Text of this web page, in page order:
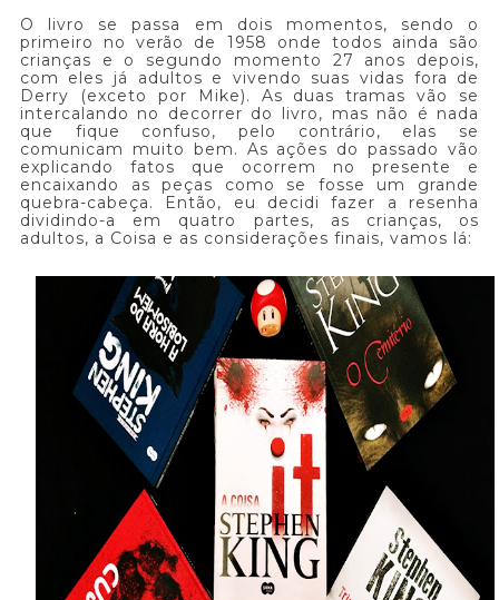
O livro se passa em dois momentos, sendo o
primeiro no verão de 1958 onde todos ainda são
crianças e o segundo momento 27 anos depois,
com eles já adultos e vivendo suas vidas fora de
Derry (exceto por Mike). As duas tramas vão se
intercalando no decorrer do livro, mas não é nada
que fique confuso, pelo contrário, elas se
comunicam muito bem. As ações do passado vão
explicando fatos que ocorrem no presente e
encaixando as peças como se fosse um grande
quebra-cabeça. Então, eu decidi fazer a resenha
dividindo-a em quatro partes, as crianças, os
adultos, a Coisa e as considerações finais, vamos lá: